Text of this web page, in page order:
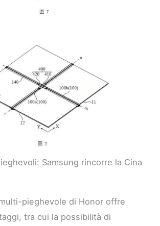
Samsung rincorre la Cina
pieghevole di Honor offre
tra cui la possibilità di